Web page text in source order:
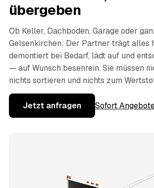
übergeben
Ob Keller, Dachboden, Garage oder
Gelsenkirchen: Der Partner trägt alles
demontiert bei Bedarf, lädt auf und
— auf Wunsch besenrein. Sie müssen
nichts sortieren und nichts zum
Jetzt anfragen Sofort